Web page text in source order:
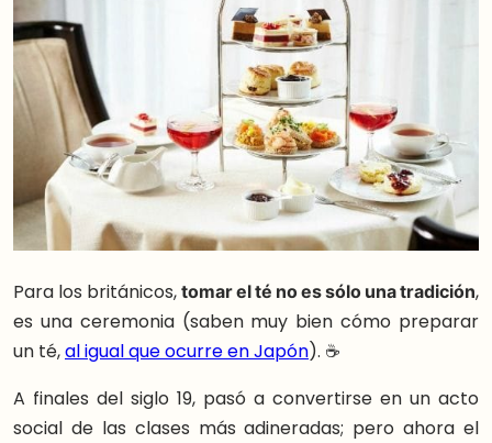
Para los británicos,tomar el té no es sólo una tradición,
es una ceremonia (saben muy bien cómo preparar
un té,al igual que ocurre en Japón). ☕
A finales del siglo 19, pasó a convertirse en un acto
social de las clases más adineradas; pero ahora el